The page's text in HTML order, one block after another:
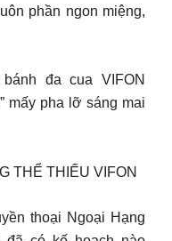
phần ngon miệng,
đa cua VIFON
mấy pha lỡ sáng mai
THỂ THIẾU VIFON
thoại Ngoại Hạng